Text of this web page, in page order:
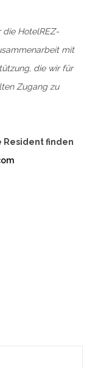
die HotelREZ-
mit
die wir für
Zugang zu
Resident finden